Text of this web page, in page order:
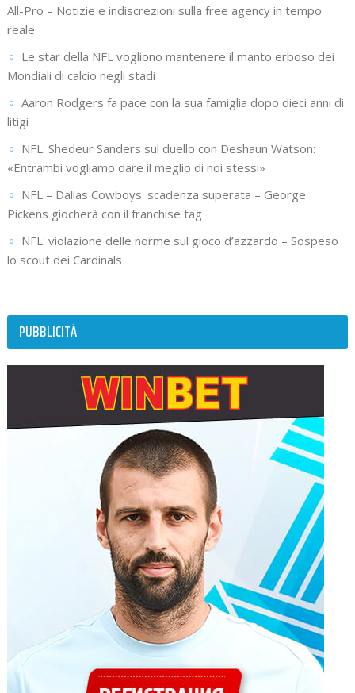
All-Pro – Notizie e indiscrezioni sulla free agency in tempo
reale
Le star della NFL vogliono mantenere il manto erboso dei
Mondiali di calcio negli stadi
Aaron Rodgers fa pace con la sua famiglia dopo dieci anni di
litigi
NFL: Shedeur Sanders sul duello con Deshaun Watson:
«Entrambi vogliamo dare il meglio di noi stessi»
NFL – Dallas Cowboys: scadenza superata – George
Pickens giocherà con il franchise tag
NFL: violazione delle norme sul gioco d’azzardo – Sospeso
lo scout dei Cardinals
PUBBLICITÀ